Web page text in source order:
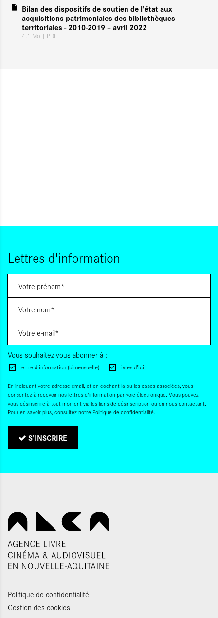
Bilan des dispositifs de soutien de l'état aux
acquisitions patrimoniales des bibliothèques
territoriales - 2010-2019 – avril 2022
4.1 Mo | PDF
Lettres d'information
Vous souhaitez vous abonner à :
Lettre d'information (bimensuelle) Livres d'ici
En indiquant votre adresse email, et en cochant la ou les cases associées, vous
consentez à recevoir nos lettres d'information par voie électronique. Vous pouvez
vous désinscrire à tout moment via les liens de désinscription ou en nous contactant.
Pour en savoir plus, consultez notre Politique de confidentialité.
S'INSCRIRE
Politique de confidentialité
Gestion des cookies